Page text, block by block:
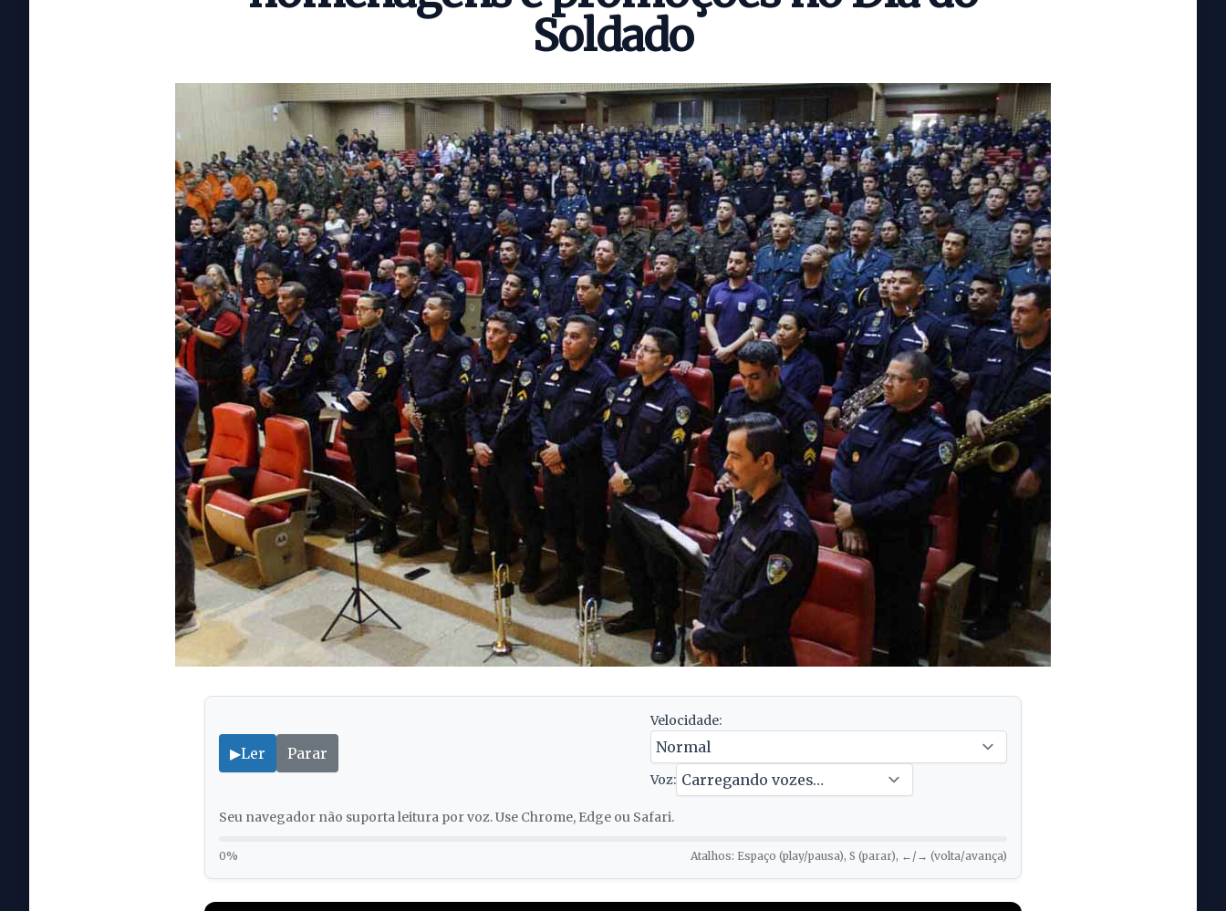
Soldado
▶Ler Parar
Velocidade:
Voz:
Seu navegador não suporta leitura por voz. Use Chrome, Edge ou Safari.
0% Atalhos: Espaço (play/pausa), S (parar), ←/→ (volta/avança)